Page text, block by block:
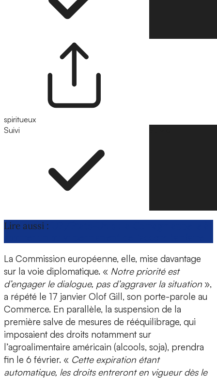
spiritueux
Suivi
Lire aussi :
La Commission européenne, elle, mise davantage
sur la voie diplomatique. « Notre priorité est
d’engager le dialogue, pas d’aggraver la situation »,
a répété le 17 janvier Olof Gill, son porte-parole au
Commerce. En parallèle, la suspension de la
première salve de mesures de rééquilibrage, qui
imposaient des droits notamment sur
l’agroalimentaire américain (alcools, soja), prendra
fin le 6 février. « Cette expiration étant
automatique, les droits entreront en vigueur dès le